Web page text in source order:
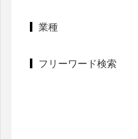
業種
フリーワード検索